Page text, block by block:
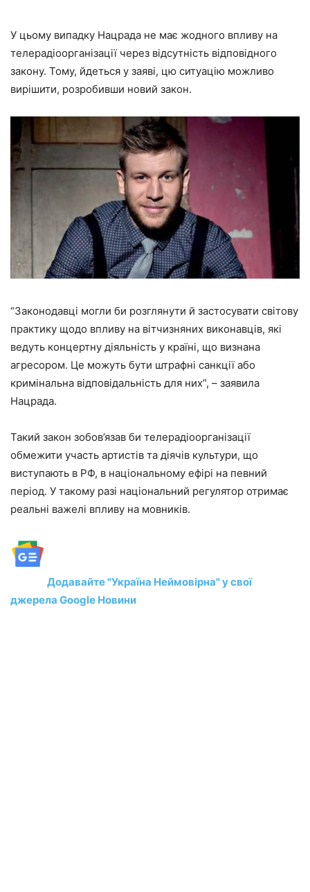
У цьому випадку Нацрада не має жодного впливу на
телерадіоорганізації через відсутність відповідного
закону. Тому, йдеться у заяві, цю ситуацію можливо
вирішити, розробивши новий закон.
“Законодавці могли би розглянути й застосувати світову
практику щодо впливу на вітчизняних виконавців, які
ведуть концертну діяльність у країні, що визнана
агресором. Це можуть бути штрафні санкції або
кримінальна відповідальність для них”, – заявила
Нацрада.
Такий закон зобов’язав би телерадіоорганізації
обмежити участь артистів та діячів культури, що
виступають в РФ, в національному ефірі на певний
період. У такому разі національний регулятор отримає
реальні важелі впливу на мовників.
Додавайте "Україна Неймовірна" у свої
джерела Google Новини